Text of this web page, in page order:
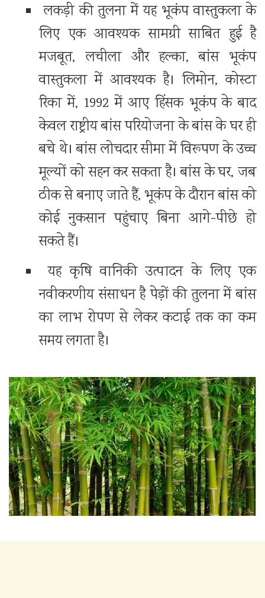
लकड़ी की तुलना में यह भूकंप वास्तुकला के
लिए एक आवश्यक सामग्री साबित हुई है
मजबूत, लचीला और हल्का, बांस भूकंप
वास्तुकला में आवश्यक है। लिमोन, कोस्टा
रिका में, 1992 में आए हिंसक भूकंप के बाद
केवल राष्ट्रीय बांस परियोजना के बांस के घर ही
बचे थे। बांस लोचदार सीमा में विरूपण के उच्च
मूल्यों को सहन कर सकता है। बांस के घर, जब
ठीक से बनाए जाते हैं, भूकंप के दौरान बांस को
कोई नुकसान पहुंचाए बिना आगे-पीछे हो
सकते हैं।
यह कृषि वानिकी उत्पादन के लिए एक
नवीकरणीय संसाधन है पेड़ों की तुलना में बांस
का लाभ रोपण से लेकर कटाई तक का कम
समय लगता है।